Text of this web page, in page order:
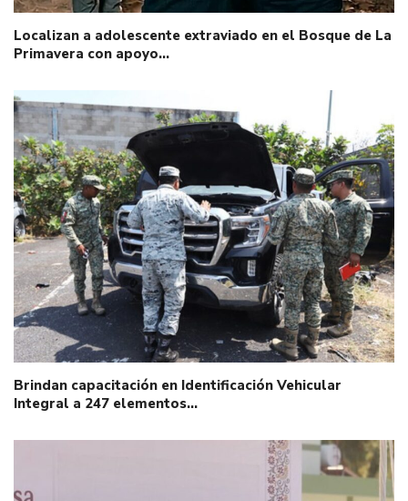
Localizan a adolescente extraviado en el Bosque de La
Primavera con apoyo…
Brindan capacitación en Identificación Vehicular
Integral a 247 elementos…